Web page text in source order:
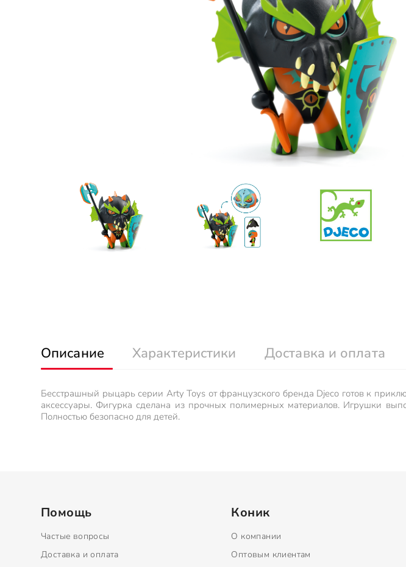
Описание Характеристики Доставка и оплата
Бесстрашный рыцарь серии Arty Toys от французского бренда Djeco готов к
аксессуары. Фигурка сделана из прочных полимерных материалов. Игрушки
Полностью безопасно для детей.
Помощь
Частые вопросы
Доставка и оплата
Коник
О компании
Оптовым клиентам